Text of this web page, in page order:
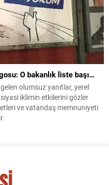
O bakanlık liste başı…
olumsuz yanıtlar, yerel
siyasi iklimin etkilerini gözler
ve vatandaş memnuniyeti